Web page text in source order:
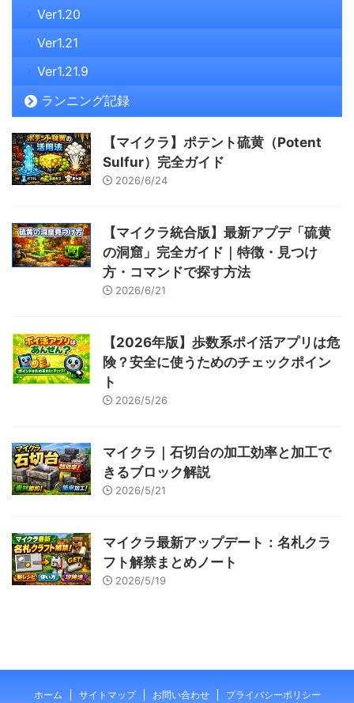
Ver1.20
Ver1.21
Ver1.21.9
ランニング記録
【マイクラ】ポテント硫黄（Potent
Sulfur）完全ガイド
2026/6/24
【マイクラ統合版】最新アプデ「硫黄
の洞窟」完全ガイド｜特徴・見つけ
方・コマンドで探す方法
2026/6/21
【2026年版】歩数系ポイ活アプリは危
険？安全に使うためのチェックポイン
ト
2026/5/26
マイクラ｜石切台の加工効率と加工で
きるブロック解説
2026/5/21
マイクラ最新アップデート：名札クラ
フト解禁まとめノート
2026/5/19
ホーム サイトマップ お問い合わせ プライバシーポリシー